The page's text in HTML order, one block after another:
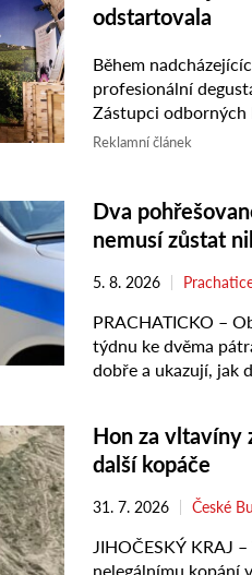
odstartovala
Během
profesionální degustátory
Zástupci odborných
vinařských regionů,
Reklamní článek
Dva
nemusí zůstat
5. 8. 2026
PRACHATICKO –
týdnu ke dvěma
dobře a ukazují, jak
Hon za vltavíny
další kopáče
31. 7. 2026 České
JIHOČESKÝ KRAJ
nelegálnímu kopání